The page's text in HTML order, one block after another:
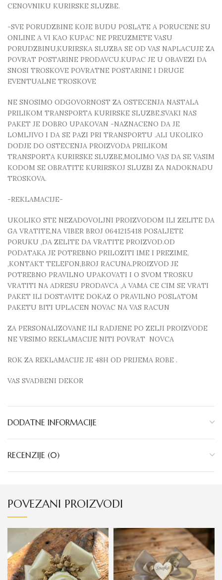
CENOVNIKU KURIRSKE SLUZBE.
-SVE PORUDZBINE KOJE BUDU POSLATE A PORUCENE SU
ONLINE A VI KAO KUPAC NE PREUZMETE VASU
PORUDZBINU,KURIRSKA SLUZBA SE OD VAS NAPLACUJE ZA
POVRAT POSTARINE PRODAVCU.KUPAC JE U OBAVEZI DA
SNOSI TROSKOVE POVRATNE POSTARINE I DRUGE
EVENTUALNE TROSKOVE
NE SNOSIMO ODGOVORNOST ZA OSTECENJA NASTALA
PRILIKOM TRANSPORTA KURIRSKE SLUZBE.SVAKI NAS
PAKET JE DOBRO UPAKOVAN -NAZNACENO DA JE
LOMLJIVO I DA SE PAZI PRI TRANSPORTU .ALI UKOLIKO
DODJE DO OSTECENJA PROIZVODA PRILIKOM
TRANSPORTA KURIRSKE SLUZBE,MOLIMO VAS DA SE VASIM
KODOM SE OBRATITE KURIRSKOJ SLUZBI ZA NADOKNADU
TROSKOVA.
-REKLAMACIJE-
UKOLIKO STE NEZADOVOLJNI PROIZVODOM ILI ZELITE DA
GA VRATITE,NA VIBER BROJ 0641215418 POSALJETE
PORUKU ,DA ZELITE DA VRATITE PROIZVOD.OD
PODATAKA JE POTREBNO PRILOZITI IME I PREZIME,
,KONTAKT TELEFON,BROJ RACUNA.PROIZVOD JE
POTREBNO PRAVILNO UPAKOVATI I O SVOM TROSKU
VRATITI NA ADRESU PRODAVCA ,A VAMA CE CIM SE VRATI
PAKET ILI DOSTAVITE DOKAZ O PRAVILNO POSLATOM
PAKETU BITI UPLACEN NOVAC NA VAS RACUN
ZA PERSONALIZOVANE ILI RADJENE PO ZELJI PROIZVODE
NE VRSIMO REKLAMACIJE NITI POVRAT NOVCA
ROK ZA REKLAMACIJE JE 48H OD PRIJEMA ROBE .
VAS SVADBENI DEKOR
DODATNE INFORMACIJE
RECENZIJE (0)
POVEZANI PROIZVODI